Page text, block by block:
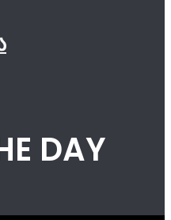
DAY